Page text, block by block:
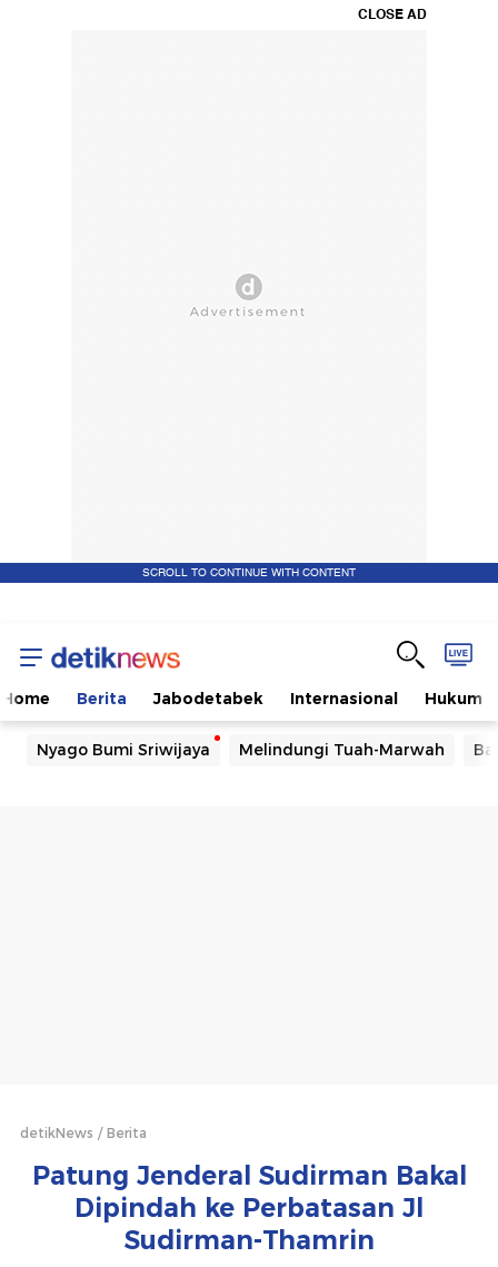
CLOSE AD
SCROLL TO CONTINUE WITH CONTENT
Home Berita Jabodetabek Internasional Hukum
Nyago Bumi Sriwijaya Melindungi Tuah-Marwah
detikNews Berita
Patung Jenderal Sudirman Bakal
Dipindah ke Perbatasan Jl
Sudirman-Thamrin